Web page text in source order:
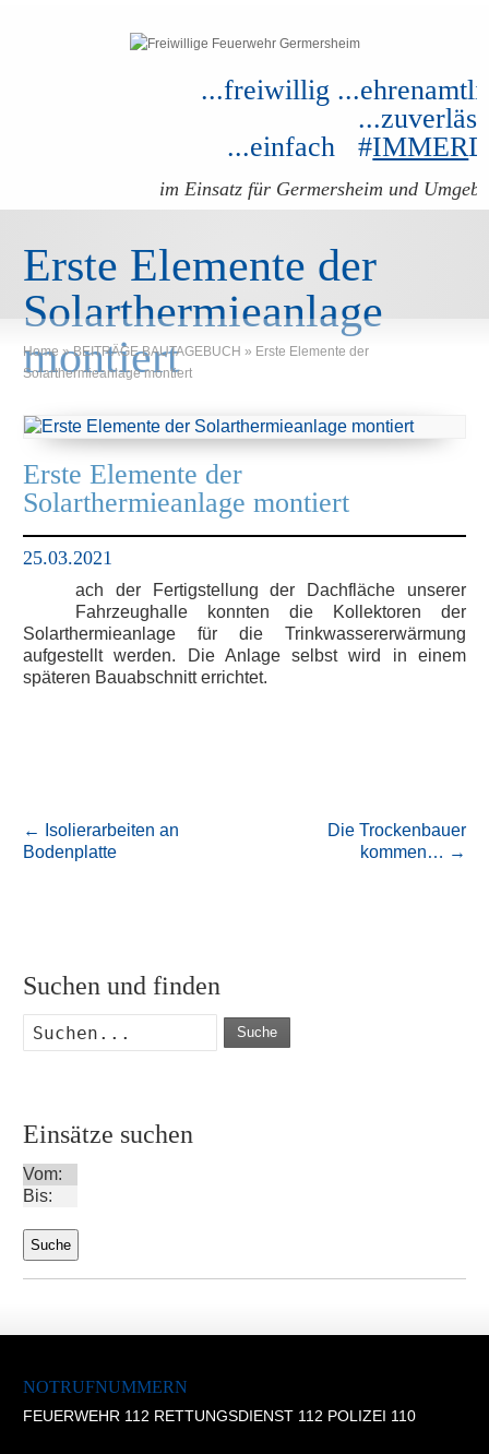
...freiwillig
...einfach #IMMER
im Einsatz für Germersheim und
Erste Elemente der
Solarthermieanlage
montiert
Home » BEITRÄGE BAUTAGEBUCH » Erste Elemente der
Solarthermieanlage montiert
Erste Elemente der
Solarthermieanlage montiert
25.03.2021
ach der Fertigstellung der Dachfläche unserer
Fahrzeughalle konnten die Kollektoren der
Solarthermieanlage für die Trinkwassererwärmung
aufgestellt werden. Die Anlage selbst wird in einem
späteren Bauabschnitt errichtet.
←
Isolierarbeiten an
Bodenplatte
Die Trockenbauer
kommen… →
Suchen und finden
Suche
Einsätze suchen
Vom:
Bis:
NOTRUFNUMMERN
FEUERWEHR 112 RETTUNGSDIENST 112 POLIZEI 110